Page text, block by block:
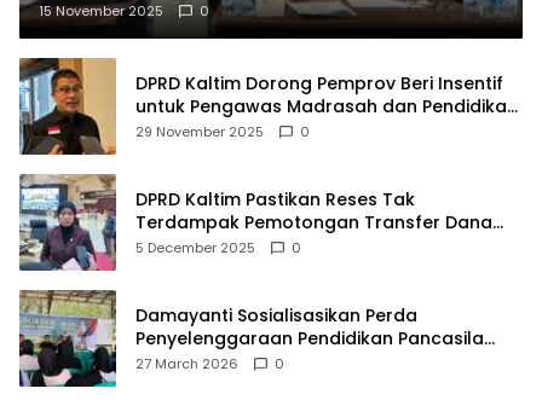
15 November 2025 0
DPRD Kaltim Dorong Pemprov Beri Insentif
untuk Pengawas Madrasah dan Pendidikan
Agama
29 November 2025 0
DPRD Kaltim Pastikan Reses Tak
Terdampak Pemotongan Transfer Dana
Pusat
5 December 2025 0
Damayanti Sosialisasikan Perda
Penyelenggaraan Pendidikan Pancasila
dan Wawasan Kebangsaan
27 March 2026 0